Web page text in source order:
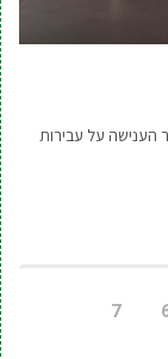
הענישה על עבירות
7